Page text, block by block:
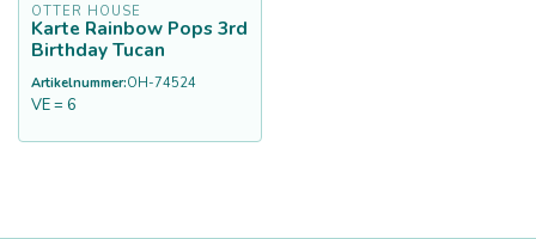
OTTER HOUSE
Karte Rainbow Pops 3rd
Birthday Tucan
Artikelnummer:OH-74524
VE = 6